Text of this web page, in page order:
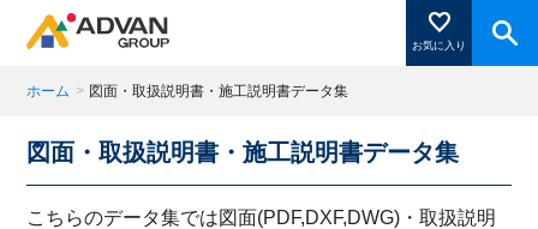
お気に入り
商品ページにある「お気に入り登録」を押すと登録した
商品がここに表示されます。
ホーム > 図面・取扱説明書・施工説明書データ集
図面・取扱説明書・施工説明書データ集
こちらのデータ集では図面(PDF,DXF,DWG)・取扱説明